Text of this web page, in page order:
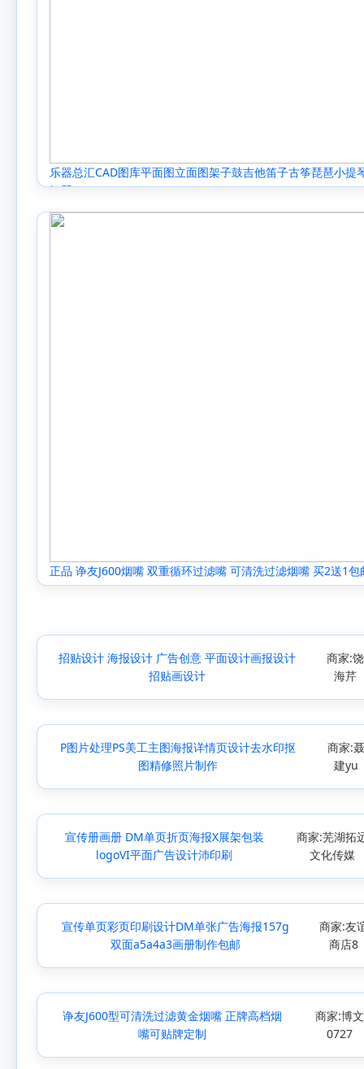
乐器总汇CAD图库平面图立面图架子鼓吉他笛子古筝琵琶小提
钢琴
正品 诤友J600烟嘴 双重循环过滤嘴 可清洗过滤烟嘴 买2送1包
招贴设计 海报设计 广告创意 平面设计画报设计
招贴画设计
商家:饶
海芹
P图片处理PS美工主图海报详情页设计去水印抠
图精修照片制作
商家:聂
建yu
宣传册画册 DM单页折页海报X展架包装
logoVI平面广告设计沛印刷
商家:芜湖拓
文化传媒
宣传单页彩页印刷设计DM单张广告海报157g
双面a5a4a3画册制作包邮
商家:友
商店8
诤友J600型可清洗过滤黄金烟嘴 正牌高档烟
嘴可贴牌定制
商家:博文
0727